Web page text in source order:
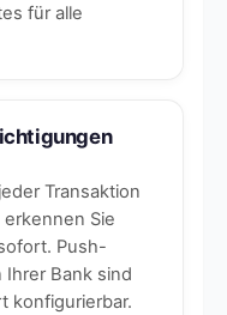
für alle
Transaktion
Sie
Push-
Bank sind
konfigurierbar.